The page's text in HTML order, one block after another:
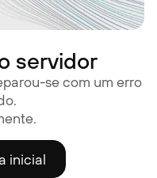
servidor
se com um erro
inicial